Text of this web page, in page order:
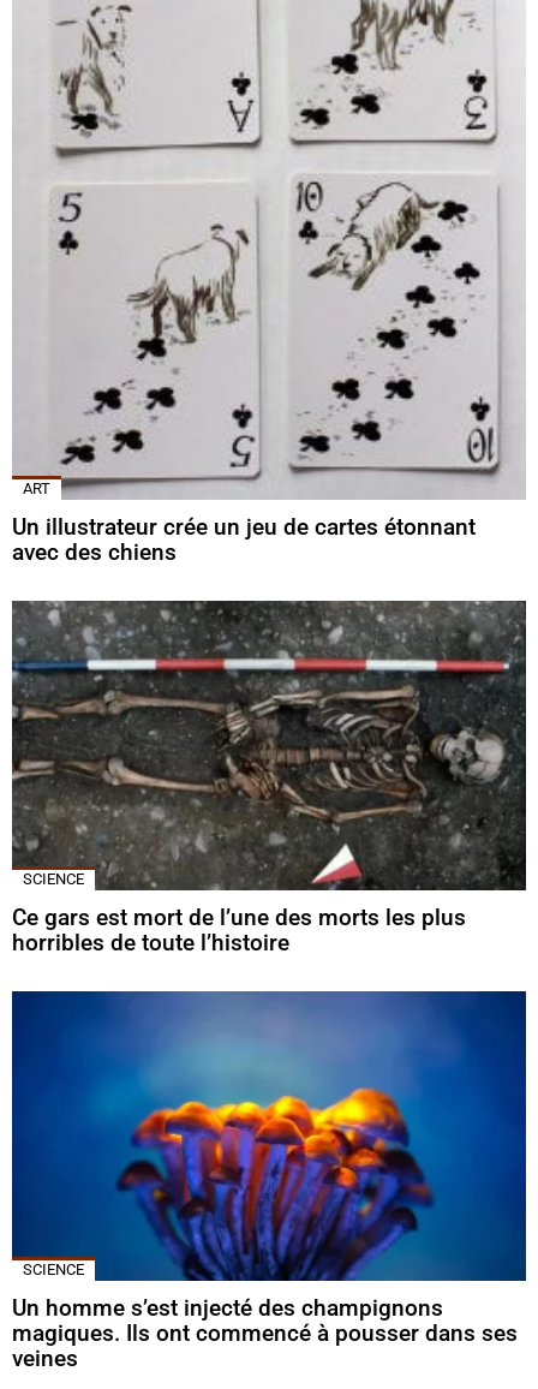
ART
Un illustrateur crée un jeu de cartes étonnant
avec des chiens
SCIENCE
Ce gars est mort de l’une des morts les plus
horribles de toute l’histoire
SCIENCE
Un homme s’est injecté des champignons
magiques. Ils ont commencé à pousser dans ses
veines